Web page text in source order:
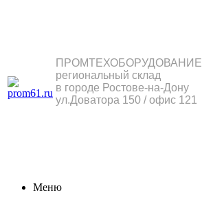
ПРОМТЕХОБОРУДОВАНИЕ
региональный склад
в городе Ростове-на-Дону
ул.Доватора 150 / офис 121
Меню